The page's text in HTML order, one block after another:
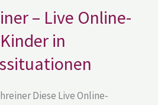
– Live Online-
in
Diese Live Online-